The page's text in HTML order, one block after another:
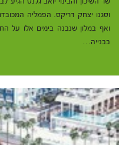
וסגנו יצחק דריקס. הפמליה
בבנייה…